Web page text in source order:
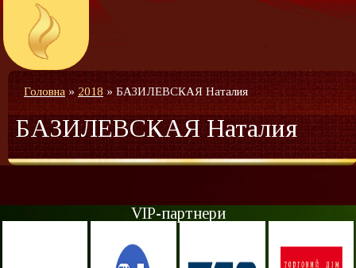
Головна» 2018 » БАЗИЛЕВСКАЯ Наталия
БАЗИЛЕВСКАЯ Наталия
VIP-партнери